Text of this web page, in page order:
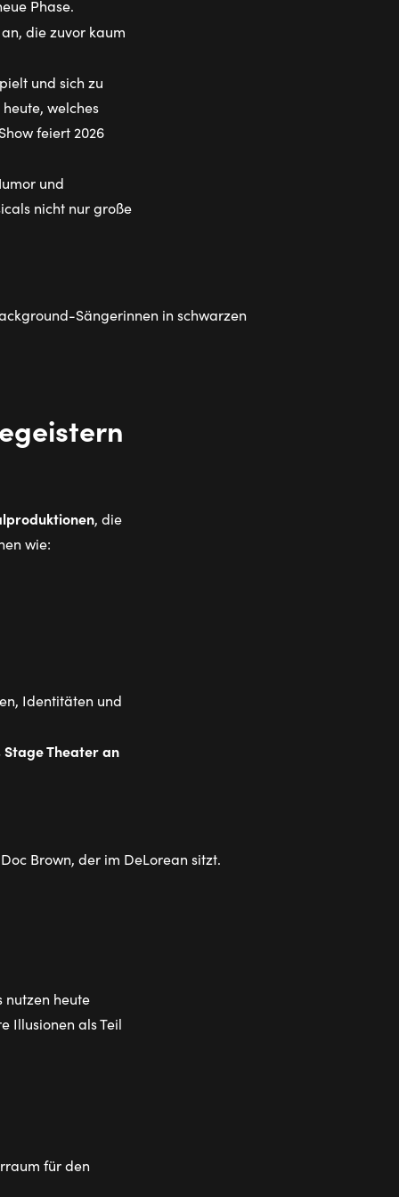
Phase.
die zuvor kaum
und sich zu
welches
feiert 2026
und
nicht nur große
, die
wie:
Identitäten und
Stage Theater an
nutzen heute
Illusionen als Teil
für den